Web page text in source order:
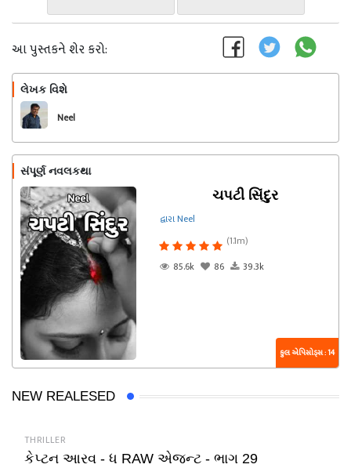
આ પુસ્તકને શેર કરો:
લેખક વિશે
Neel
સંપૂર્ણ નવલકથા
ચપટી સિંદુર
દ્વારા Neel
(1.1m)
85.6k
86 39.3k
કુલ એપિસોડ્સ : 14
NEW REALESED
THRILLER
કેપ્ટન આરવ - ધ RAW એજન્ટ - ભાગ 29